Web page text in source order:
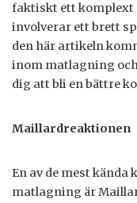
faktiskt ett komplext
involverar ett brett
den här artikeln
inom matlagning
dig att bli en bättre
Maillardreaktionen
En av de mest
matlagning är